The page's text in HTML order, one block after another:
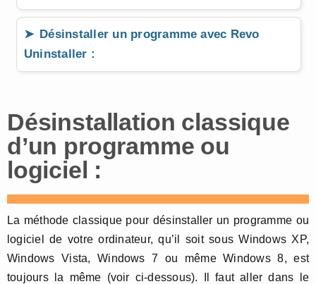
Désinstaller un programme avec Revo
Uninstaller :
Désinstallation classique
d’un programme ou
logiciel :
La méthode classique pour désinstaller un programme ou
logiciel de votre ordinateur, qu’il soit sous Windows XP,
Windows Vista, Windows 7 ou même Windows 8, est
toujours la même (voir ci-dessous). Il faut aller dans le